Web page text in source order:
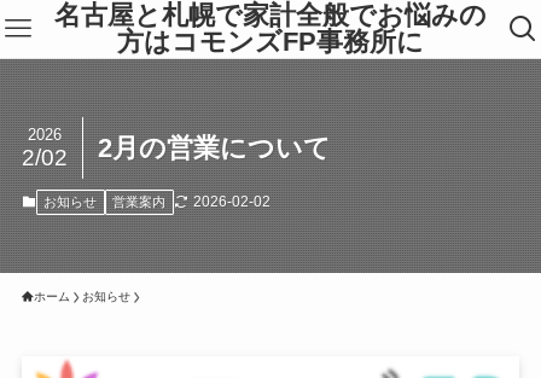
名古屋と札幌で家計全般でお悩みの
方はコモンズFP事務所に
2月の営業について
2026
2/02
お知らせ 営業案内 2026-02-02
ホーム お知らせ